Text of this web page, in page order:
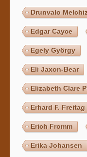
Drunvalo
Edgar Cayce
Egely György
Eli Jaxon-Bear
Elizabeth Clare
Erhard F. Freitag
Erich Fromm
Erika Johansen